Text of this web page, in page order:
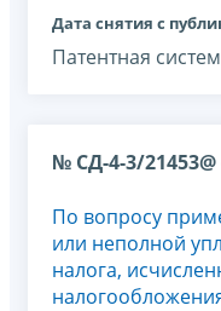
Дата снятия с
Патентная
№ СД-4-3/21453@
По вопросу
или неполной
налога,